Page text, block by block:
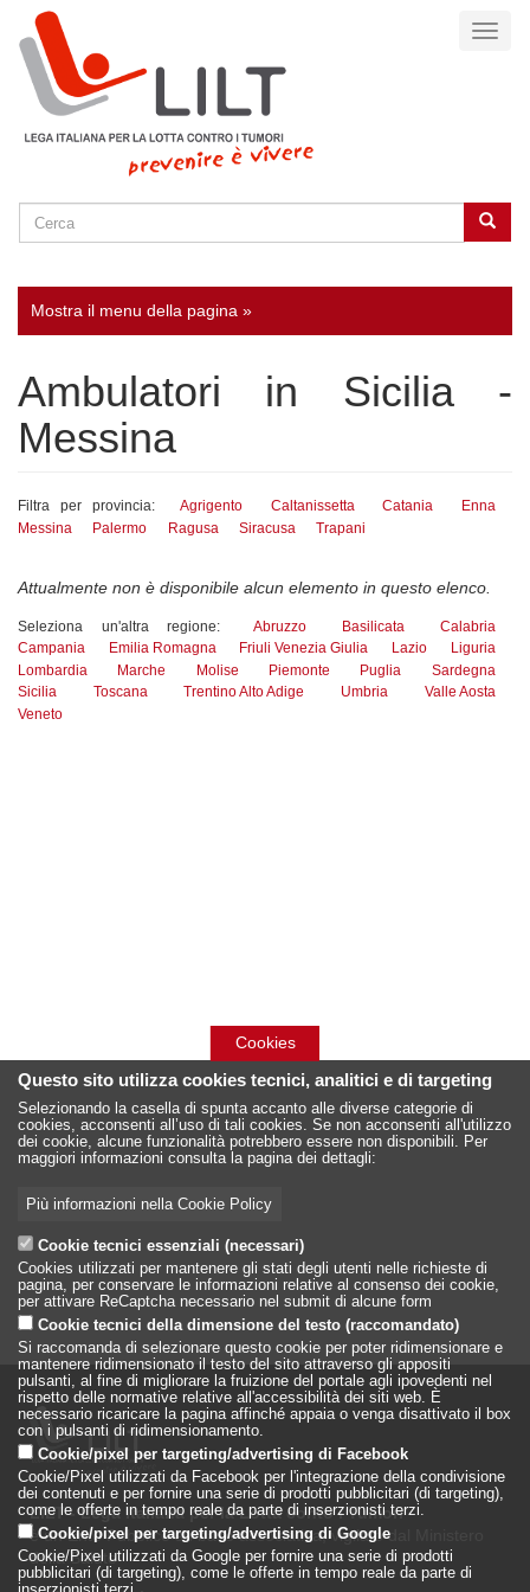
contenuto
principale
SEARCH Cerca
Mostra il menu della pagina »
Ambulatori in Sicilia -
Messina
Filtra per provincia: Agrigento Caltanissetta Catania
Enna
Messina
Palermo Ragusa Siracusa Trapani
Attualmente non è disponibile alcun elemento in questo elenco.
Seleziona un'altra regione: Abruzzo Basilicata
Calabria
Campania
Emilia Romagna Friuli Venezia Giulia Lazio
Liguria
Lombardia
Marche Molise Piemonte Puglia
Sardegna
Sicilia
Toscana Trentino Alto Adige Umbria
Valle Aosta
Veneto
LILT - Lega Italiana per la Lotta conto i Tumori
è un Ente Pubblico su base associativa, vigilato dal Ministero
della Salute
Cookies
Questo sito utilizza cookies tecnici, analitici e di targeting
Selezionando la casella di spunta accanto alle diverse categorie di
cookies, acconsenti all’uso di tali cookies. Se non acconsenti all'utilizzo
dei cookie, alcune funzionalità potrebbero essere non disponibili. Per
maggiori informazioni consulta la pagina dei dettagli:
Più informazioni nella Cookie Policy
Cookie tecnici essenziali (necessari)
Cookies utilizzati per mantenere gli stati degli utenti nelle richieste di
pagina, per conservare le informazioni relative al consenso dei cookie,
per attivare ReCaptcha necessario nel submit di alcune form
Cookie tecnici della dimensione del testo (raccomandato)
Si raccomanda di selezionare questo cookie per poter ridimensionare e
mantenere ridimensionato il testo del sito attraverso gli appositi
pulsanti, al fine di migliorare la fruizione del portale agli ipovedenti nel
rispetto delle normative relative all'accessibilità dei siti web. È
necessario ricaricare la pagina affinché appaia o venga disattivato il box
con i pulsanti di ridimensionamento.
Cookie/pixel per targeting/advertising di Facebook
Cookie/Pixel utilizzati da Facebook per l'integrazione della condivisione
dei contenuti e per fornire una serie di prodotti pubblicitari (di targeting),
come le offerte in tempo reale da parte di inserzionisti terzi.
Cookie/pixel per targeting/advertising di Google
Cookie/Pixel utilizzati da Google per fornire una serie di prodotti
pubblicitari (di targeting), come le offerte in tempo reale da parte di